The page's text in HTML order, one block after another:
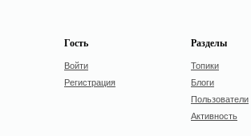
Гость
Войти
Регистрация
Разделы
Топики
Блоги
Пользователи
Активность